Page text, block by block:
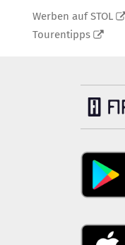
Werben auf STOL
Tourentipps